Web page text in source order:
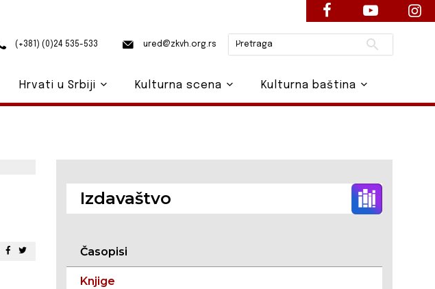
Izdavaštvo
Časopisi
Knjige
(+381) (0)24 535-533 ured@zkvh.org.rs Pretraži
Hrvati u Srbiji Kulturna scena Kulturna baština